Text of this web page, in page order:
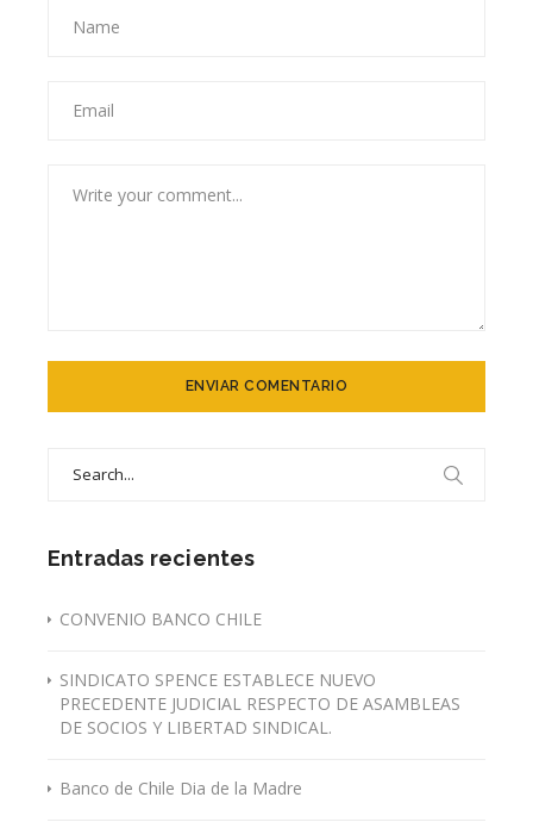
Entradas recientes
CONVENIO BANCO CHILE
SINDICATO SPENCE ESTABLECE NUEVO
PRECEDENTE JUDICIAL RESPECTO DE ASAMBLEAS
DE SOCIOS Y LIBERTAD SINDICAL.
Banco de Chile Dia de la Madre